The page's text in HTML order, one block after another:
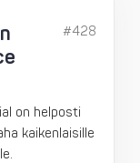
on helposti
kaikenlaisille
#428